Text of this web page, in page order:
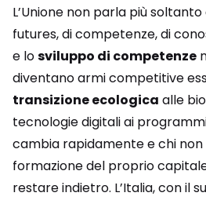
L’Unione non parla più
futures, di competenze, di
e losviluppo di competenze
diventano armi competitive
transizione ecologica alle
tecnologie digitali ai
cambia rapidamente e chi
formazione del proprio
restare indietro. L’Italia, con il